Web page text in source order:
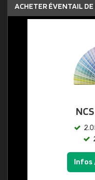
ACHETER ÉVENTAIL DE
Infos